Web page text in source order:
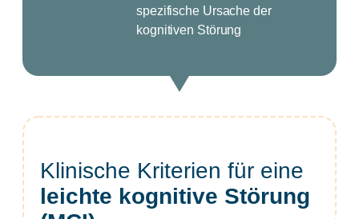
spezifische Ursache der
kognitiven Störung
Klinische Kriterien für eine
leichte kognitive Störung